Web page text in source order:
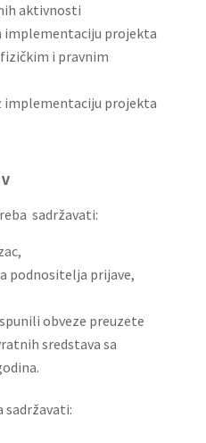
aktivnosti
implementaciju projekta
i pravnim
implementaciju projekta
V
sadržavati:
podnositelja prijave,
obveze preuzete
sredstava sa
sadržavati: